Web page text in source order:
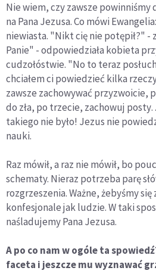
Nie wiem, czy zawsze powinniśmy
na Pana Jezusa. Co mówi
niewiasta. "Nikt cię nie potępił?" -
Panie" - odpowiedziała kobieta
cudzołóstwie. "No to teraz
chciałem ci powiedzieć kilka
zawsze zachowywać przyzwoicie,
do zła, po trzecie, zachowuj
takiego nie było! Jezus nie
nauki.
Raz mówił, a raz nie mówił, bo
schematy. Nieraz potrzeba parę
rozgrzeszenia. Ważne, żebyśmy
konfesjonale jak ludzie. W taki
naśladujemy Pana Jezusa.
A po co nam w ogóle ta
faceta i jeszcze mu wyznawać